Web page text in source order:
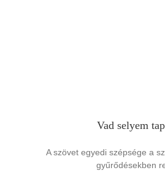
Vad selyem
A szövet egyedi szépsége a
gyűrődésekben